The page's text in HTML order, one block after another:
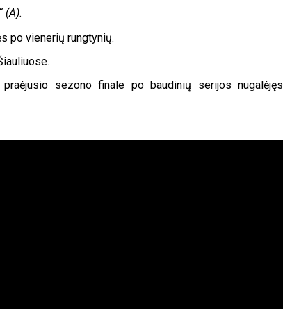
(A).
po vienerių rungtynių.
sezono finale po baudinių serijos nugalėjęs